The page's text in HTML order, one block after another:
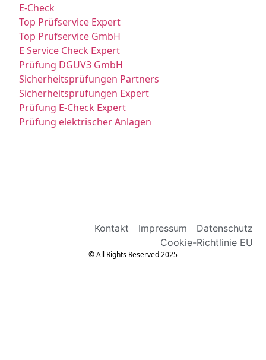
E-Check
Top Prüfservice Expert
Top Prüfservice GmbH
E Service Check Expert
Prüfung DGUV3 GmbH
Sicherheitsprüfungen Partners
Sicherheitsprüfungen Expert
Prüfung E-Check Expert
Prüfung elektrischer Anlagen
Kontakt Impressum
Datenschutz
Cookie-Richtlinie EU
© All Rights Reserved 2025